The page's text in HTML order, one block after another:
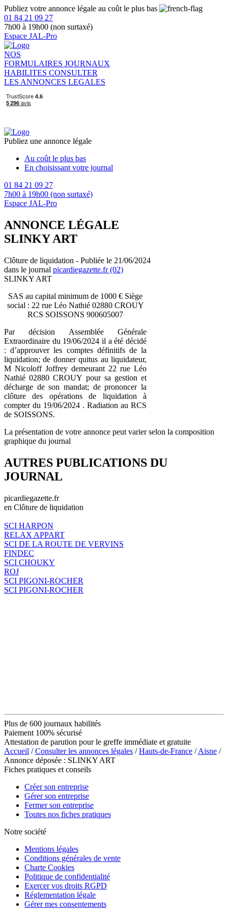
Publiez votre annonce légale au coût le plus bas
01 84 21 09 27
7h00 à 19h00 (non surtaxé)
Espace JAL-Pro
NOS
FORMULAIRES JOURNAUX
HABILITES CONSULTER
LES ANNONCES LEGALES
Publiez une annonce légale
Au coût le plus bas
En choisissant votre journal
01 84 21 09 27
7h00 à 19h00 (non surtaxé)
Espace JAL-Pro
ANNONCE LÉGALE
SLINKY ART
Clôture de liquidation - Publiée le 21/06/2024
dans le journal picardiegazette.fr (02)
SLINKY ART
SAS au capital minimum de 1000 € Siège
social : 22 rue Léo Nathié 02880 CROUY
RCS SOISSONS 900605007
Par décision Assemblée Générale
Extraordinaire du 19/06/2024 il a été décidé
: d’approuver les comptes définitifs de la
liquidation; de donner quitus au liquidateur,
M Nicoloff Joffrey demeurant 22 rue Léo
Nathié 02880 CROUY pour sa gestion et
décharge de son mandat; de prononcer la
clôture des opérations de liquidation à
compter du 19/06/2024 . Radiation au RCS
de SOISSONS.
La présentation de votre annonce peut varier selon la composition
graphique du journal
AUTRES PUBLICATIONS DU
JOURNAL
picardiegazette.fr
en Clôture de liquidation
SCI HARPON
RELAX APPART
SCI DE LA ROUTE DE VERVINS
FINDEC
SCI CHOUKY
ROJ
SCI PIGONI-ROCHER
SCI PIGONI-ROCHER
Plus de 600 journaux habilités
Paiement 100% sécurisé
Attestation de parution pour le greffe immédiate et gratuite
Accueil /Consulter les annonces légales /Hauts-de-France /Aisne /
Annonce déposée : SLINKY ART
Fiches pratiques et conseils
Créer son entreprise
Gérer son entreprise
Fermer son entreprise
Toutes nos fiches pratiques
Notre société
Mentions légales
Conditions générales de vente
Charte Cookies
Politique de confidentialité
Exercer vos droits RGPD
Réglementation légale
Gérer mes consentements